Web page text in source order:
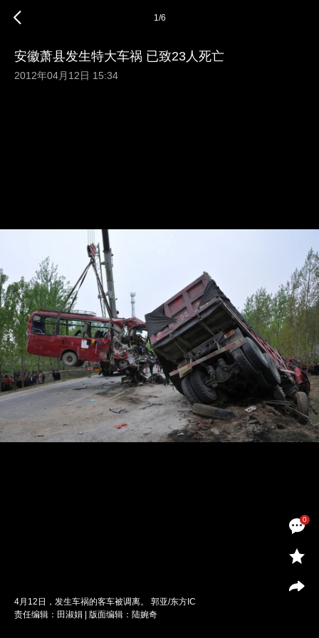
0
1/6
安徽萧县发生特大车祸 已致23人死亡
2012年04月12日 15:34
4月12日，发生车祸的客车被调离。 郭亚/东方IC
责任编辑：田淑娟 | 版面编辑：陆婉奇